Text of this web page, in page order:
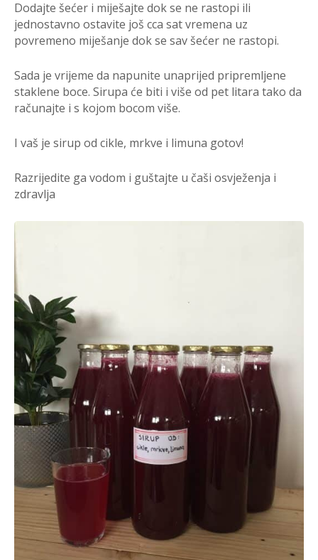
Dodajte šećer i miješajte dok se ne rastopi ili
jednostavno ostavite još cca sat vremena uz
povremeno miješanje dok se sav šećer ne rastopi.
Sada je vrijeme da napunite unaprijed pripremljene
staklene boce. Sirupa će biti i više od pet litara tako da
računajte i s kojom bocom više.
I vaš je sirup od cikle, mrkve i limuna gotov!
Razrijedite ga vodom i guštajte u čaši osvježenja i
zdravlja